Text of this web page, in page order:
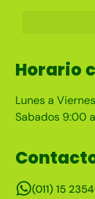
Horario
Lunes a
Sabados 9:00
(011) 15